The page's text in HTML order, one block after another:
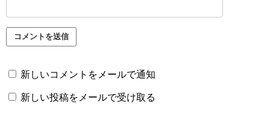
新しいコメントをメールで通知
新しい投稿をメールで受け取る